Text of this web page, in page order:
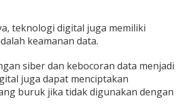
teknologi digital juga memiliki
keamanan data.
siber dan kebocoran data menjadi
juga dapat menciptakan
buruk jika tidak digunakan dengan